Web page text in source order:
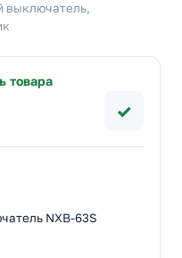
выключатель,
товара
✓
NXB-63S